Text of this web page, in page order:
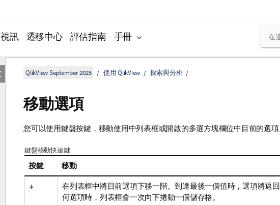
視訊 遷移中心 評估指南 手冊
QlikView September 2025 使用 QlikView 探索與分析
移動選項
您可以使用鍵盤按鍵，移動使用中列表框或開啟的多選方塊欄位中目前的選項
鍵盤移動快速鍵
按鍵 移動
↓
在列表框中將目前選項下移一階。到達最後一個值時，選項將返
何選項時，列表框會一次向下捲動一個儲存格。